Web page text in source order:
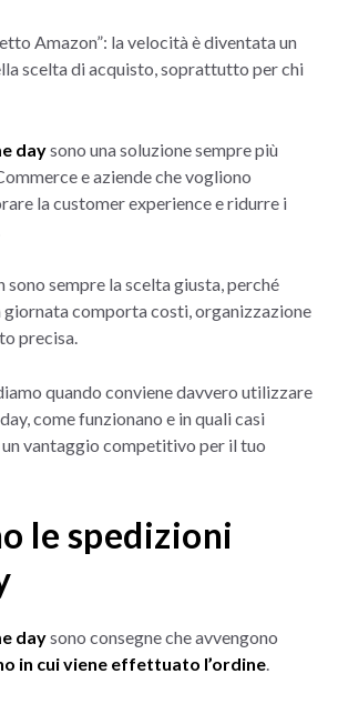
Amazon”: la velocità è diventata un
scelta di acquisto, soprattutto per chi
daysono una soluzione sempre più
e aziende che vogliono
la customer experience e ridurre i
sono sempre la scelta giusta, perché
comporta costi, organizzazione
precisa.
quando conviene davvero utilizzare
come funzionano e in quali casi
vantaggio competitivo per il tuo
le spedizioni
daysono consegne che avvengono
in cui viene effettuato l’ordine.